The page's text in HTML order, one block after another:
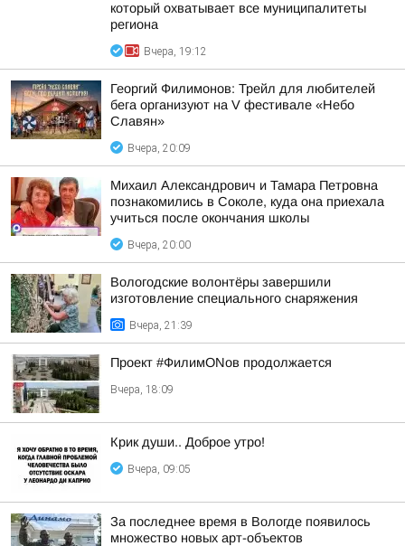
который охватывает все муниципалитеты
региона
Вчера, 19:12
Георгий Филимонов: Трейл для любителей
бега организуют на V фестивале «Небо
Славян»
Вчера, 20:09
Михаил Александрович и Тамара Петровна
познакомились в Соколе, куда она приехала
учиться после окончания школы
Вчера, 20:00
Вологодские волонтёры завершили
изготовление специального снаряжения
Вчера, 21:39
Проект #ФилимONов продолжается
Вчера, 18:09
Крик души.. Доброе утро!
Вчера, 09:05
За последнее время в Вологде появилось
множество новых арт-объектов